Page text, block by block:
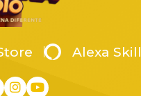
Alexa Skill